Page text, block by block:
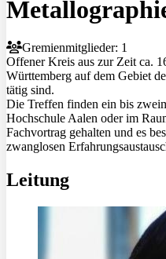
Gremienmitglieder: 1
Offener Kreis aus zur Zeit ca.
Württemberg auf dem Gebiet
tätig sind.
Die Treffen finden ein bis
Hochschule Aalen oder im
Fachvortrag gehalten und es
zwanglosen
Leitung